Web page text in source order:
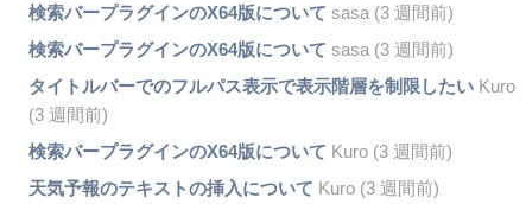
検索バープラグインのX64版について sasa (3 週間前)
検索バープラグインのX64版について sasa (3 週間前)
タイトルバーでのフルパス表示で表示階層を制限したいKuro
(3 週間前)
検索バープラグインのX64版について Kuro (3 週間前)
天気予報のテキストの挿入について Kuro (3 週間前)